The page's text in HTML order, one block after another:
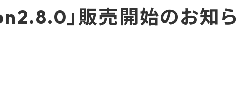
」販売開始のお知ら